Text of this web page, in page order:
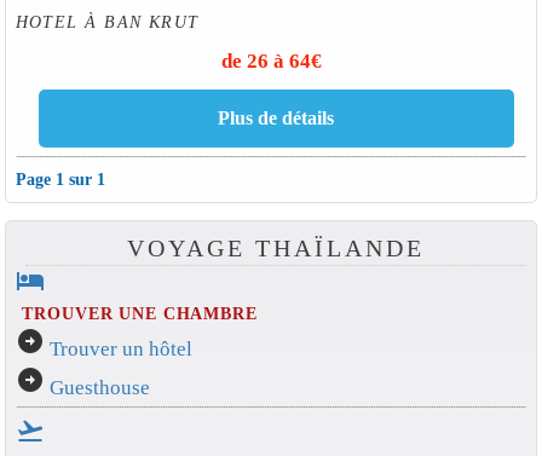
HOTEL À BAN KRUT
de 26 à 64€
Page 1 sur 1
VOYAGE THAÏLANDE
hotel
TROUVER UNE CHAMBRE
arrow_circle_right Trouver un hôtel
arrow_circle_right Guesthouse
flight_takeoff